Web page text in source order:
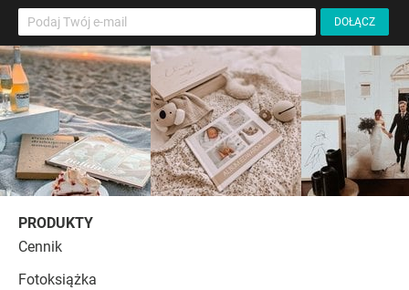
PRODUKTY
Cennik
Fotoksiążka